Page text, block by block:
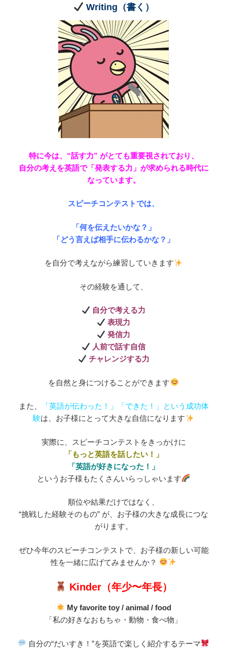
Writing（書く）
特に今は、“話す力” がとても重要視されており、
自分の考えを英語で「発表する力」が求められる時代に
なっています。
スピーチコンテストでは、
「何を伝えたいかな？」
「どう言えば相手に伝わるかな？」
を自分で考えながら練習していきます
その経験を通して、
自分で考える力
表現力
発信力
人前で話す自信
チャレンジする力
を自然と身につけることができます
また、
「英語が伝わった！」「できた！」という成功体
験は、お子様にとって大きな自信になります
実際に、スピーチコンテストをきっかけに
「もっと英語を話したい！」
「英語が好きになった！」
というお子様もたくさんいらっしゃいます
順位や結果だけではなく、
“挑戦した経験そのもの” が、お子様の大きな成長につな
がります。
ぜひ今年のスピーチコンテストで、お子様の新しい可能
性を一緒に広げてみませんか？
Kinder（年少〜年長）
My favorite toy / animal / food
「私の好きなおもちゃ・動物・食べ物」
自分の“だいすき！”を英語で楽しく紹介するテーマ